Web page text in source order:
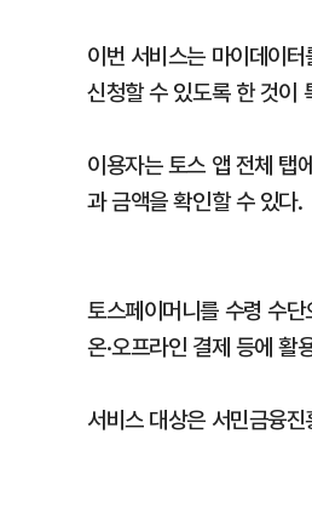
이번 서비스는 마이데이
신청할 수 있도록 한 것이
이용자는 토스 앱 전체 탭
과 금액을 확인할 수 있다.
토스페이머니를 수령 수
온·오프라인 결제 등에 활
서비스 대상은 서민금융